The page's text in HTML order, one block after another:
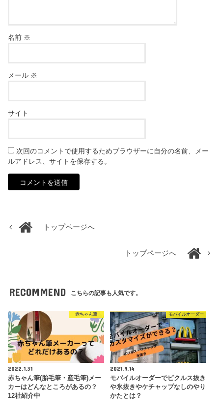
名前 ※
メール ※
サイト
次回のコメントで使用するためブラウザーに自分の名前、メー
ルアドレス、サイトを保存する。
トップページへ
トップページへ
RECOMMEND こちらの記事も人気です。
赤ちゃん筆
2022.1.31
赤ちゃん筆(胎毛筆・産毛筆)メー
カーはどんなところがあるの？
12社紹介中
モバイルオーダー
2021.9.14
モバイルオーダーでピクルス抜き
や氷抜きやケチャップなしのやり
かたとは？